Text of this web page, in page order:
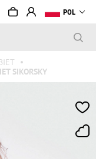
POL
SIKORSKY